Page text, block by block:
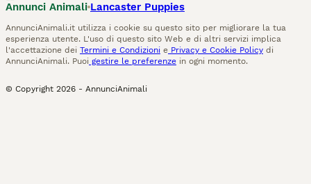
Annunci Animali Lancaster Puppies
AnnunciAnimali.it utilizza i cookie su questo sito per migliorare la tua
esperienza utente. L'uso di questo sito Web e di altri servizi implica
l'accettazione dei Termini e Condizioni e Privacy e Cookie Policy di
AnnunciAnimali. Puoi gestire le preferenze in ogni momento.
© Copyright 2026 - AnnunciAnimali